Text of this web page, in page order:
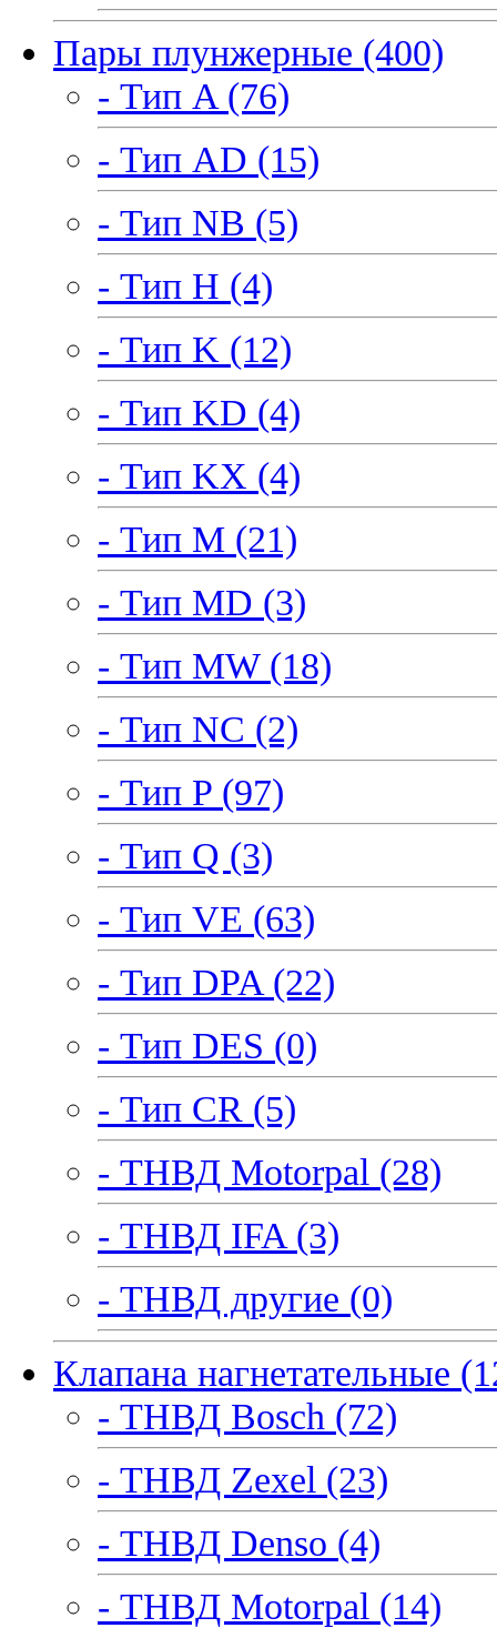
Пары плунжерные (400)
- Тип A (76)
- Тип AD (15)
- Тип NB (5)
- Тип H (4)
- Тип K (12)
- Тип KD (4)
- Тип KX (4)
- Тип M (21)
- Тип MD (3)
- Тип MW (18)
- Тип NC (2)
- Тип P (97)
- Тип Q (3)
- Тип VE (63)
- Тип DPA (22)
- Тип DES (0)
- Тип CR (5)
- ТНВД Motorpal (28)
- ТНВД IFA (3)
- ТНВД другие (0)
Клапана нагнетательные
- ТНВД Bosch (72)
- ТНВД Zexel (23)
- ТНВД Denso (4)
- ТНВД Motorpal (14)